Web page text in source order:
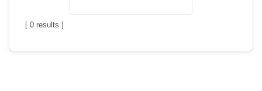
[ 0 results ]